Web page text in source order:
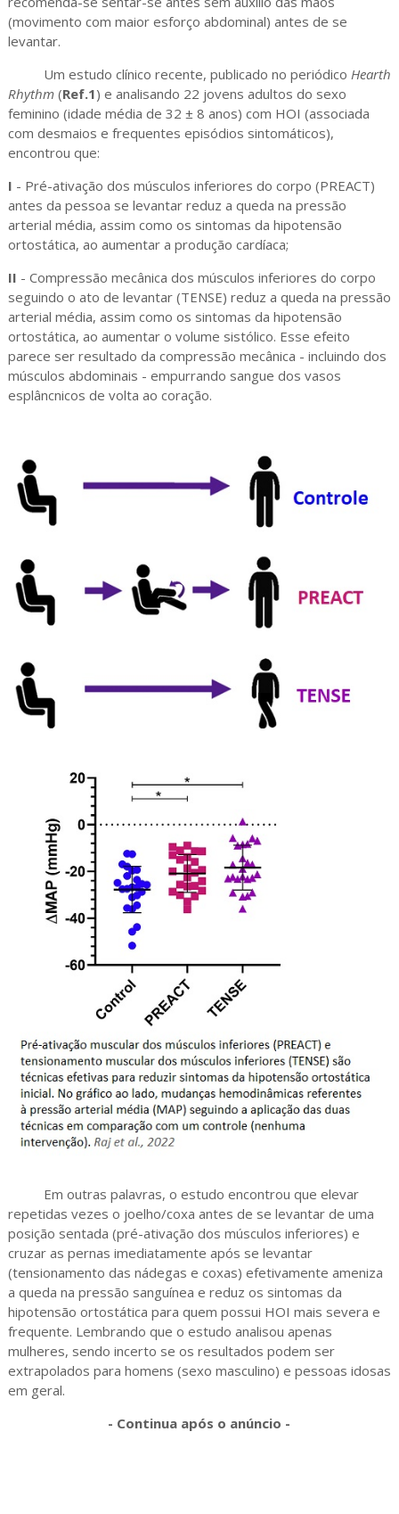
(movimento com maior esforço abdominal) antes de se
levantar.
Um estudo clínico recente, publicado no periódico Hearth
Rhythm(Ref.1) e analisando 22 jovens adultos do sexo
feminino (idade média de 32 ± 8 anos) com HOI (associada
com desmaios e frequentes episódios sintomáticos),
encontrou que:
I - Pré-ativação dos músculos inferiores do corpo (PREACT)
antes da pessoa se levantar reduz a queda na pressão
arterial média, assim como os sintomas da hipotensão
ortostática, ao aumentar a produção cardíaca;
II - Compressão mecânica dos músculos inferiores do corpo
seguindo o ato de levantar (TENSE) reduz a queda na pressão
arterial média, assim como os sintomas da hipotensão
ortostática, ao aumentar o volume sistólico. Esse efeito
parece ser resultado da compressão mecânica - incluindo dos
músculos abdominais - empurrando sangue dos vasos
esplâncnicos de volta ao coração.
Em outras palavras, o estudo encontrou que elevar
repetidas vezes o joelho/coxa antes de se levantar de uma
posição sentada (pré-ativação dos músculos inferiores) e
cruzar as pernas imediatamente após se levantar
(tensionamento das nádegas e coxas) efetivamente ameniza
a queda na pressão sanguínea e reduz os sintomas da
hipotensão ortostática para quem possui HOI mais severa e
frequente. Lembrando que o estudo analisou apenas
mulheres, sendo incerto se os resultados podem ser
extrapolados para homens (sexo masculino) e pessoas idosas
em geral.
- Continua após o anúncio -